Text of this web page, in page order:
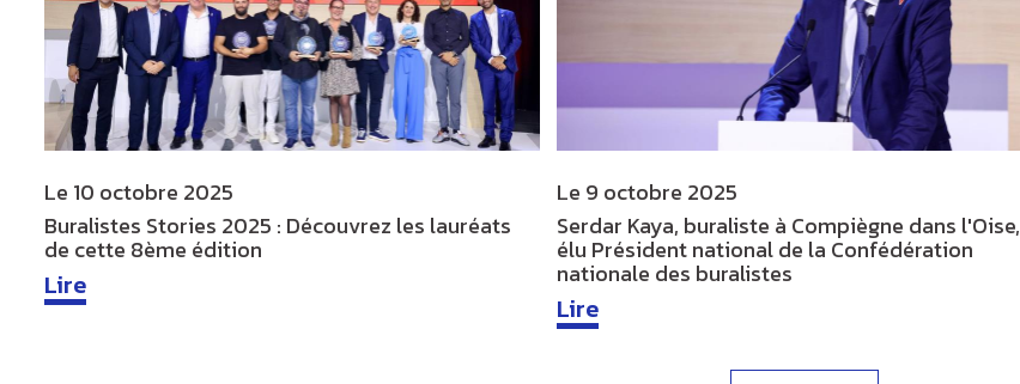
Le 10 octobre 2025
Buralistes Stories 2025 : Découvrez les lauréats
de cette 8ème édition
Lire
Le 9 octobre 2025
Serdar Kaya, buraliste à Compiègne dans l'Oise,
élu Président national de la Confédération
nationale des buralistes
Lire